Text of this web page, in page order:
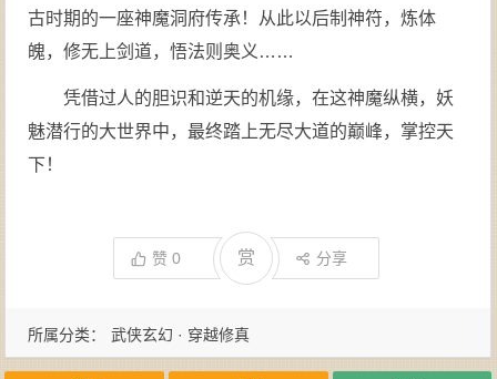
古时期的一座神魔洞府传承！从此以后制神符，炼体
魄，修无上剑道，悟法则奥义……
凭借过人的胆识和逆天的机缘，在这神魔纵横，妖
魅潜行的大世界中，最终踏上无尽大道的巅峰，掌控天
下！
赞0 赏 分享
所属分类： 武侠玄幻 · 穿越修真